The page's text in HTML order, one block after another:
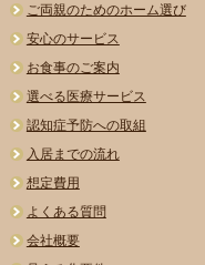
ご両親のためのホーム選び
安心のサービス
お食事のご案内
選べる医療サービス
認知症予防への取組
入居までの流れ
想定費用
よくある質問
会社概要